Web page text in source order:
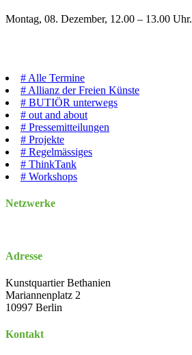
Montag, 08. Dezember, 12.00 – 13.00 Uhr.
# Alle Termine
# Allianz der Freien Künste
# BUTIÖR unterwegs
# out and about
# Pressemitteilungen
# Projekte
# Regelmässiges
# ThinkTank
# Workshops
Netzwerke
Adresse
Kunstquartier Bethanien
Mariannenplatz 2
10997 Berlin
Kontakt